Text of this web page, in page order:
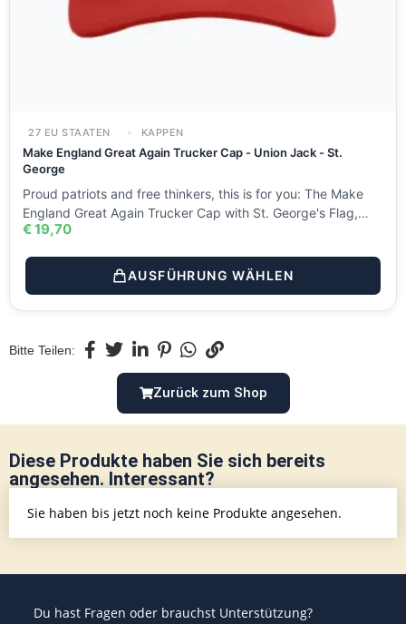
27 EU STAATEN KAPPEN
Make England Great Again Trucker Cap - Union Jack - St.
George
Proud patriots and free thinkers, this is for you: The Make
England Great Again Trucker Cap with St. George's Flag,…
€19,70
AUSFÜHRUNG WÄHLEN
Bitte Teilen:
Zurück zum Shop
Diese Produkte haben Sie sich bereits
angesehen. Interessant?
Sie haben bis jetzt noch keine Produkte angesehen.
Du hast Fragen oder brauchst Unterstützung?